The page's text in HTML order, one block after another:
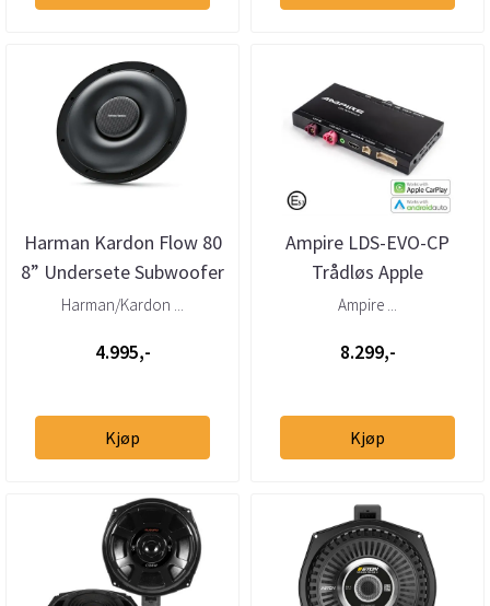
Harman Kardon Flow 80
8” Undersete Subwoofer
4 Ohm 125W RMS
Harman/Kardon ...
4.995,-
Kjøp
Ampire LDS-EVO-CP
Trådløs Apple
Carplay/AndroidAuto
Ampire ...
8.299,-
Kjøp